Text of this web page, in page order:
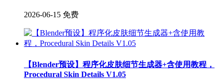
2026-06-15 免费
【Blender预设】程序化皮肤细节生成器+含使用教程，
Procedural Skin Details V1.05